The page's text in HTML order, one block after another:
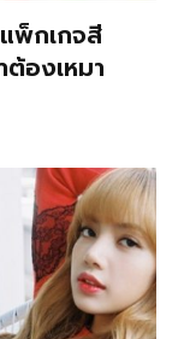
พ็กเกจสี
องเหมา